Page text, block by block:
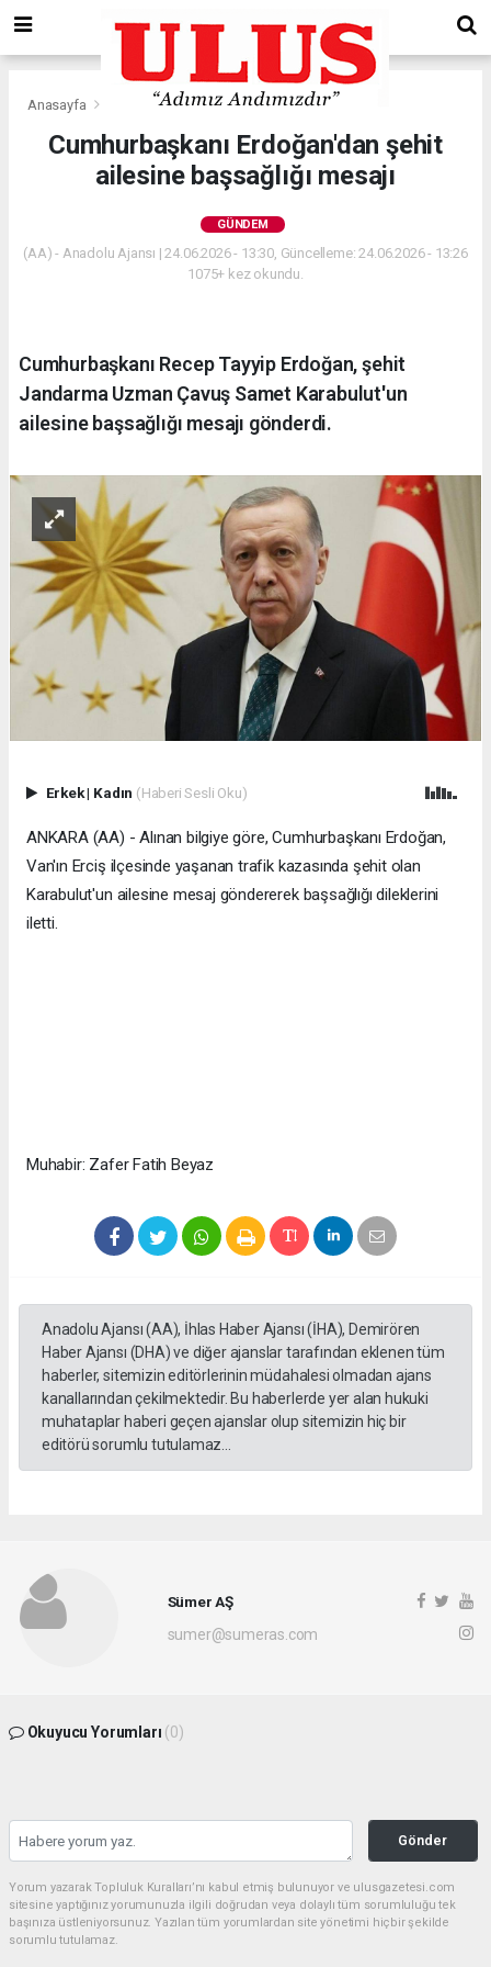
Anasayfa Gündem
Cumhurbaşkanı Erdoğan'dan şehit
ailesine başsağlığı mesajı
GÜNDEM
(AA) - Anadolu Ajansı | 24.06.2026 - 13:30, Güncelleme: 24.06.2026 - 13:26
1075+ kez okundu.
Cumhurbaşkanı Recep Tayyip Erdoğan, şehit
Jandarma Uzman Çavuş Samet Karabulut'un
ailesine başsağlığı mesajı gönderdi.
Erkek| Kadın (Haberi Sesli Oku)
ANKARA (AA) - Alınan bilgiye göre, Cumhurbaşkanı Erdoğan,
Van'ın Erciş ilçesinde yaşanan trafik kazasında şehit olan
Karabulut'un ailesine mesaj göndererek başsağlığı dileklerini
iletti.
Muhabir: Zafer Fatih Beyaz
Anadolu Ajansı (AA), İhlas Haber Ajansı (İHA), Demirören
Haber Ajansı (DHA) ve diğer ajanslar tarafından eklenen tüm
haberler, sitemizin editörlerinin müdahalesi olmadan ajans
kanallarından çekilmektedir. Bu haberlerde yer alan hukuki
muhataplar haberi geçen ajanslar olup sitemizin hiç bir
editörü sorumlu tutulamaz...
Sümer AŞ
sumer@sumeras.com
Okuyucu Yorumları (0)
Gönder
Yorum yazarak Topluluk Kuralları’nı kabul etmiş bulunuyor ve ulusgazetesi.com
sitesine yaptığınız yorumunuzla ilgili doğrudan veya dolaylı tüm sorumluluğu tek
başınıza üstleniyorsunuz. Yazılan tüm yorumlardan site yönetimi hiçbir şekilde
sorumlu tutulamaz.